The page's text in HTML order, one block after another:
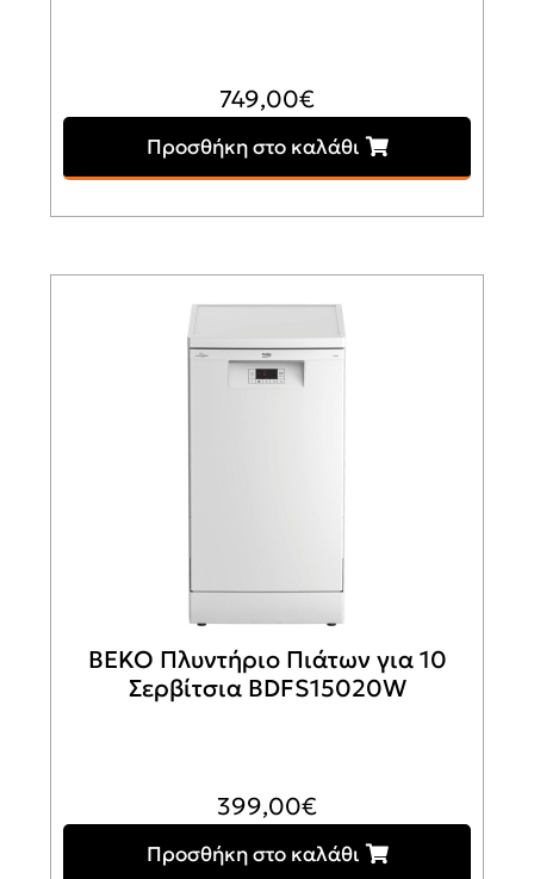
749,00€
Προσθήκη στο καλάθι
BEKO Πλυντήριο Πιάτων για 10
Σερβίτσια BDFS15020W
399,00€
Προσθήκη στο καλάθι